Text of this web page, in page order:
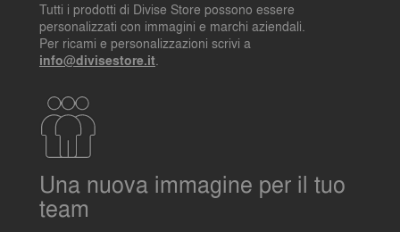
Tutti i prodotti di Divise Store possono essere
personalizzati con immagini e marchi aziendali.
Per ricami e personalizzazioni scrivi a
info@divisestore.it.
Una nuova immagine per il tuo
team